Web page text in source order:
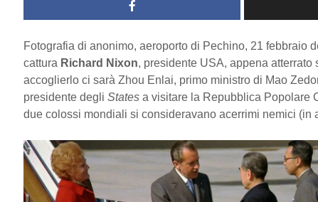
Fotografia di anonimo, aeroporto di Pechino, 21 febbraio
cattura Richard Nixon, presidente USA, appena atterrato
accoglierlo ci sarà Zhou Enlai, primo ministro di Mao
presidente degli States a visitare la Repubblica Popolare
due colossi mondiali si consideravano acerrimi nemici (in